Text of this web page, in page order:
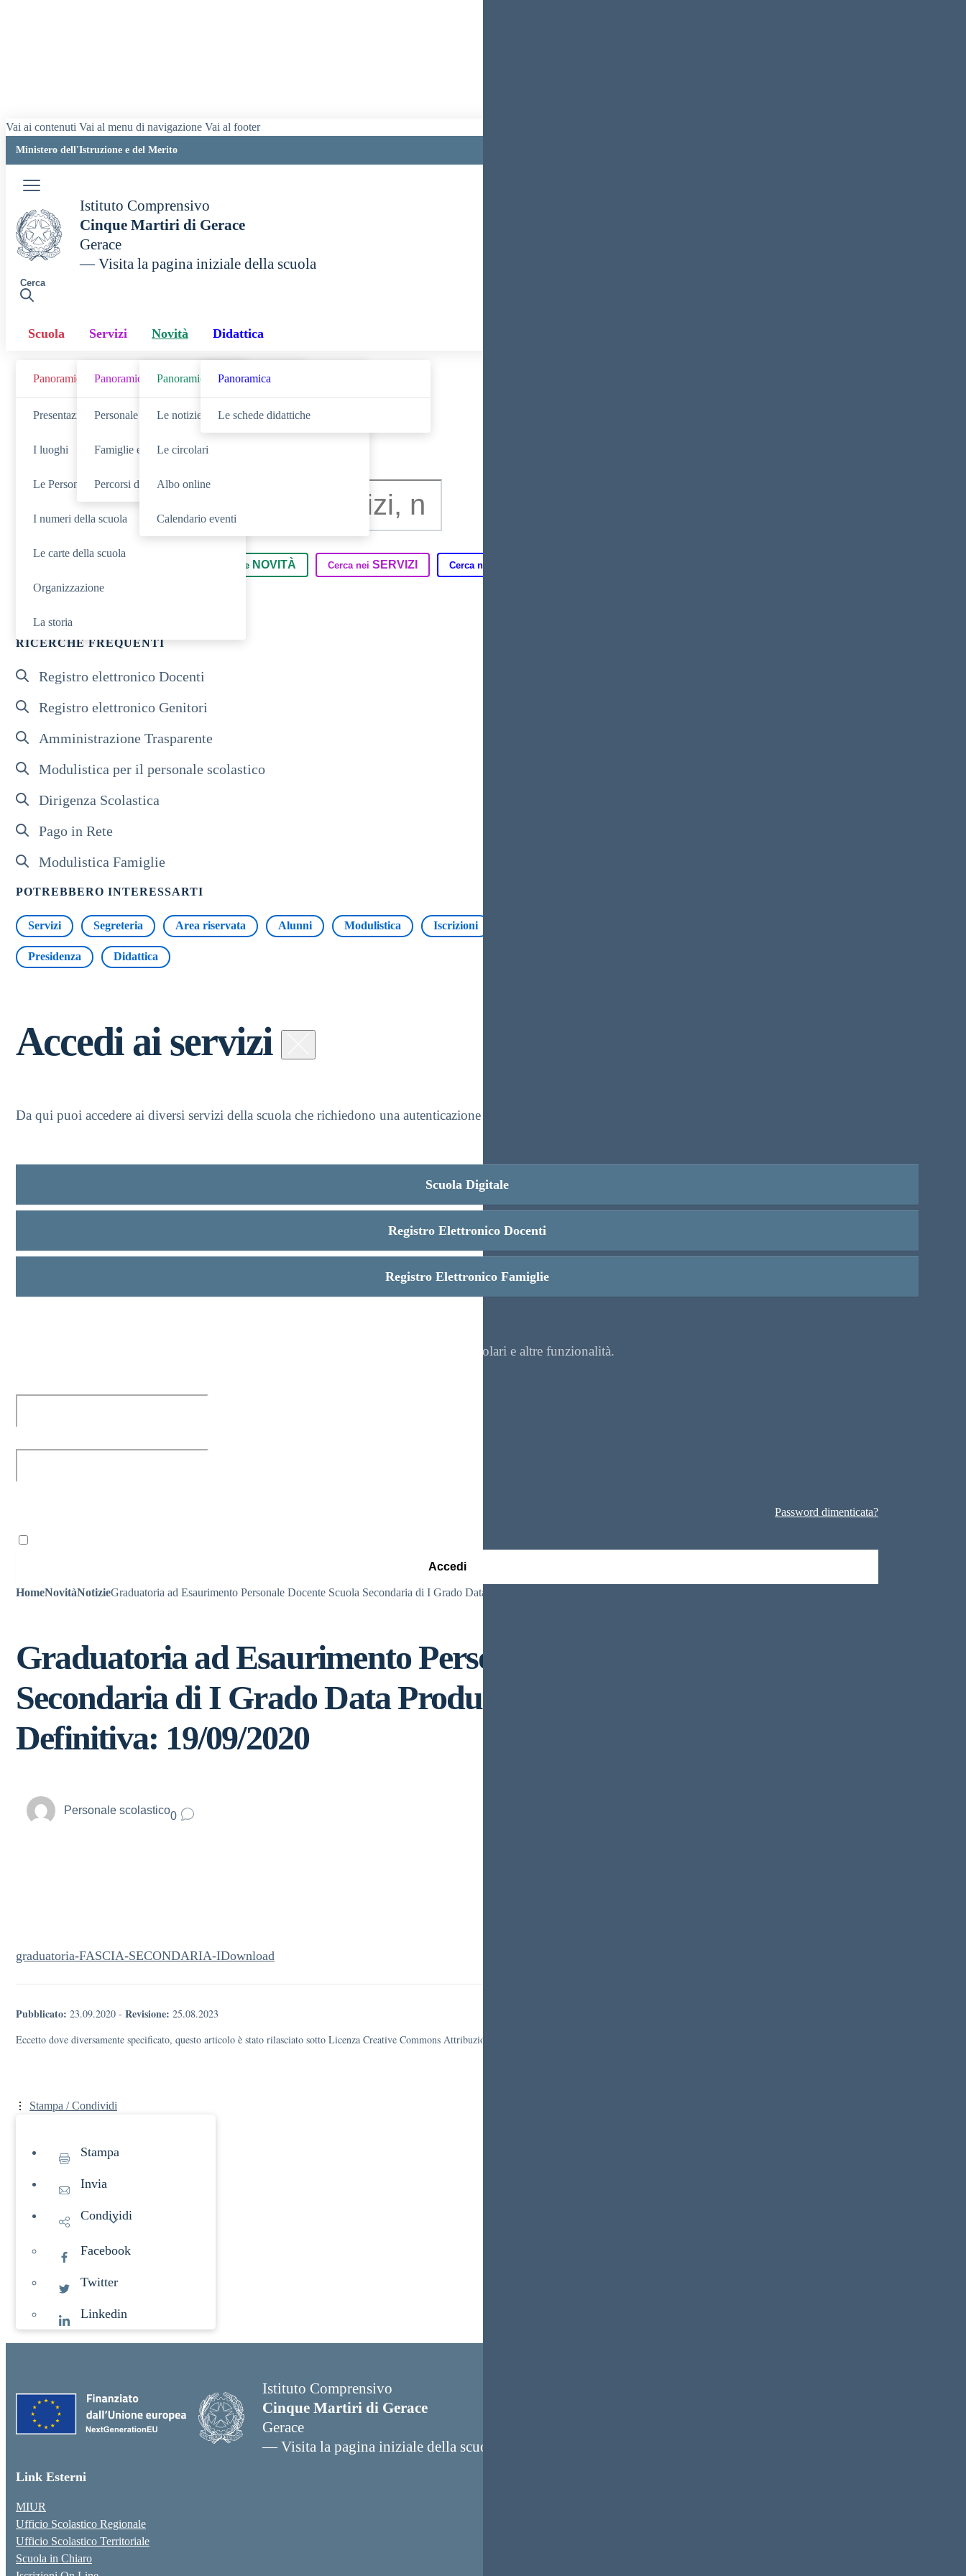
Vai ai contenuti Vai al menu di navigazione Vai al footer
Ministero dell'Istruzione e del Merito
Istituto Comprensivo
Cinque Martiri di Gerace
Gerace
— Visita la pagina iniziale della scuola
Cerca
Scuola
Panoramica
Presentazione
I luoghi
Le Persone
I numeri della scuola
Le carte della scuola
Organizzazione
La storia
Servizi
Panoramica
Personale scolastico
Famiglie e studenti
Percorsi di studio
Novità
Panoramica
Le notizie
Le circolari
Albo online
Calendario eventi
Didattica
Panoramica
Le schede didattiche
Cerca
Cerca tra le NOVITÀ Cerca nei SERVIZI Cerca nella
RICERCHE FREQUENTI
Registro elettronico Docenti
Registro elettronico Genitori
Amministrazione Trasparente
Modulistica per il personale scolastico
Dirigenza Scolastica
Pago in Rete
Modulistica Famiglie
POTREBBERO INTERESSARTI
Servizi Segreteria Area riservata Alunni Modulistica Iscrizioni
Presidenza Didattica
Accedi ai servizi
Da qui puoi accedere ai diversi servizi della scuola che richiedono una autenticazione personale.
Scuola Digitale
Registro Elettronico Docenti
Registro Elettronico Famiglie
Entra nel sito della scuola con le tue credenziali per gestire contenuti, visualizzare circolari e altre funzionalità.
Password dimenticata?
Accedi
HomeNovitàNotizieGraduatoria ad Esaurimento Personale Docente Scuola Secondaria di I Grado Data Produzione Graduatoria Definitiva: 19/09/2020
Graduatoria ad Esaurimento Personale Docente Scuola
Secondaria di I Grado Data Produzione Graduatoria
Definitiva: 19/09/2020
Personale scolastico0
graduatoria-FASCIA-SECONDARIA-IDownload
Pubblicato: 23.09.2020 - Revisione: 25.08.2023
Eccetto dove diversamente specificato, questo articolo è stato rilasciato sotto Licenza Creative Commons Attribuzione 4.0 Italia.
Stampa / Condividi
Stampa
Invia
Condividi
Facebook
Twitter
Linkedin
Istituto Comprensivo
Cinque Martiri di Gerace
Gerace
— Visita la pagina iniziale della scuola
Link Esterni
MIUR
Ufficio Scolastico Regionale
Ufficio Scolastico Territoriale
Scuola in Chiaro